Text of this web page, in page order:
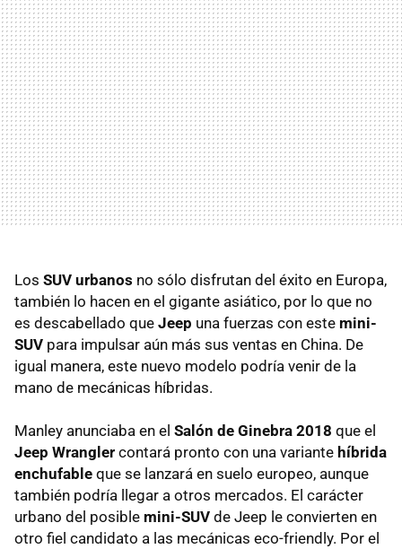
Los SUV urbanos no sólo disfrutan del éxito en Europa,
también lo hacen en el gigante asiático, por lo que no
es descabellado que Jeep una fuerzas con este mini-
SUV para impulsar aún más sus ventas en China. De
igual manera, este nuevo modelo podría venir de la
mano de mecánicas híbridas.
Manley anunciaba en el Salón de Ginebra 2018 que el
Jeep Wrangler contará pronto con una variante híbrida
enchufable que se lanzará en suelo europeo, aunque
también podría llegar a otros mercados. El carácter
urbano del posible mini-SUV de Jeep le convierten en
otro fiel candidato a las mecánicas eco-friendly. Por el